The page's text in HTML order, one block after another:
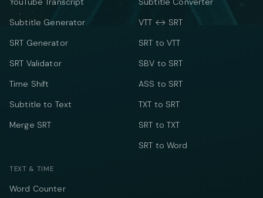
Subtitle Generator
SRT Generator
SRT Validator
Time Shift
Subtitle to Text
Merge SRT
VTT ↔ SRT
SRT to VTT
SBV to SRT
ASS to SRT
TXT to SRT
SRT to TXT
SRT to Word
TEXT & TIME
Word Counter